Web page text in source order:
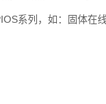
系列，如：固体在线